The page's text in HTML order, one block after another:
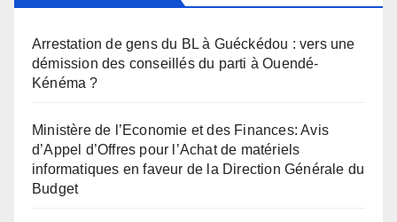
Arrestation de gens du BL à Guéckédou : vers une
démission des conseillés du parti à Ouendé-
Kénéma ?
Ministère de l’Economie et des Finances: Avis
d’Appel d’Offres pour l’Achat de matériels
informatiques en faveur de la Direction Générale du
Budget